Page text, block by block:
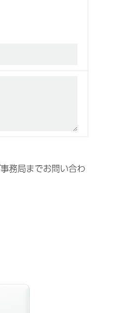
務局までお問い合わ